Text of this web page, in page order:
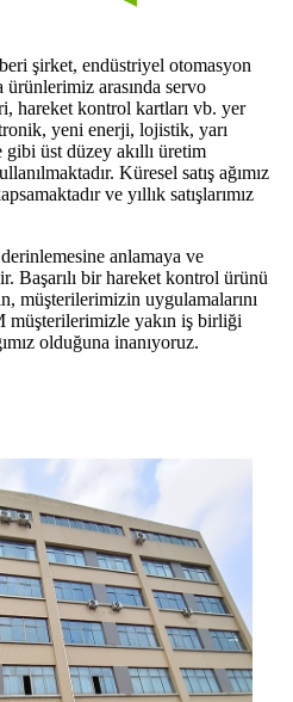
şirket, endüstriyel otomasyon
ürünlerimiz arasında servo
hareket kontrol kartları vb. yer
yeni enerji, lojistik, yarı
üst düzey akıllı üretim
Küresel satış ağımız
ve yıllık satışlarımız
anlamaya ve
Başarılı bir hareket kontrol ürünü
müşterilerimizin uygulamalarını
müşterilerimizle yakın iş birliği
olduğuna inanıyoruz.